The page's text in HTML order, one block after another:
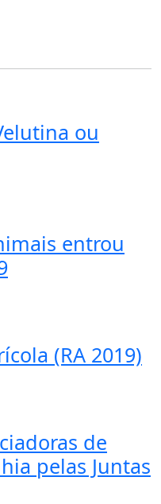
ou
entrou
(RA 2019)
de
pelas Juntas